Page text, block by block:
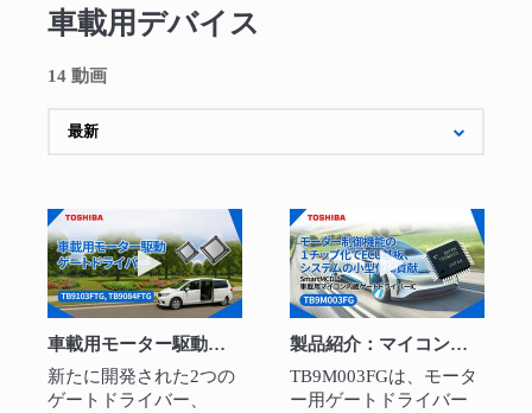
企業情報
車載用デバイス
14 動画
動画を再生 車載用モーター駆動ゲートドラ
車載用モーター駆動ゲートドライバー
新たに開発された2つの
ゲートドライバー、
動画を再生 製
製品紹介：マイコン内蔵ゲートドライバーIC SmartMCD™ TB9M003FG
TB9M003FGは、モータ
ー用ゲートドライバー